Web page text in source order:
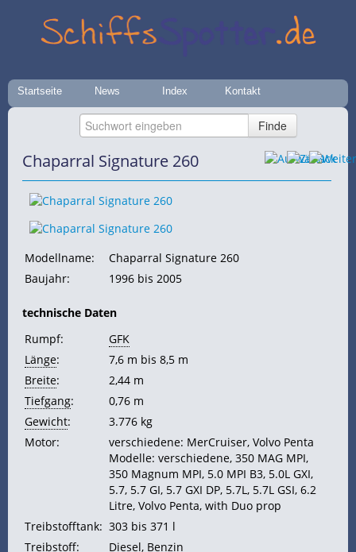
Startseite News Index Kontakt
Chaparral Signature 260
Modellname:
Chaparral Signature 260
Baujahr:
1996 bis 2005
technische Daten
Rumpf:
GFK
Länge:
7,6 m bis 8,5 m
Breite:
2,44 m
Tiefgang:
0,76 m
Gewicht:
3.776 kg
Motor:
verschiedene: MerCruiser, Volvo Penta
Modelle: verschiedene, 350 MAG MPI,
350 Magnum MPI, 5.0 MPI B3, 5.0L GXI,
5.7, 5.7 GI, 5.7 GXI DP, 5.7L, 5.7L GSI, 6.2
Litre, Volvo Penta, with Duo prop
Treibstofftank: 303 bis 371 l
Treibstoff:
Diesel, Benzin